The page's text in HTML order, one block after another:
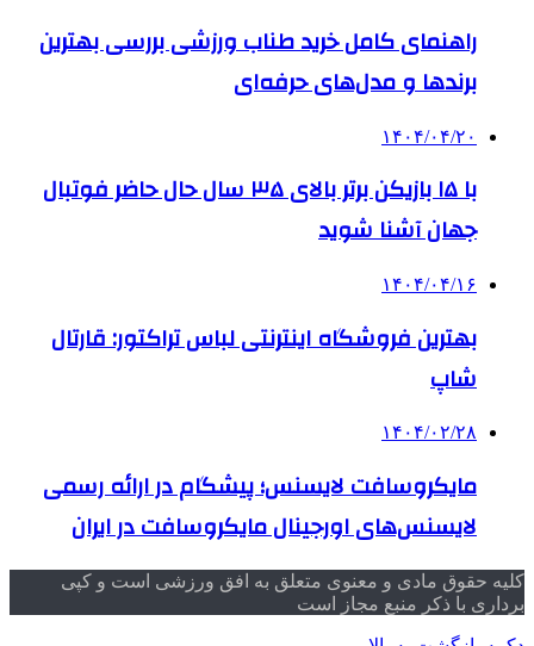
راهنمای کامل خرید طناب ورزشی بررسی بهترین
برندها و مدل‌های حرفه‌ای
۱۴۰۴/۰۴/۲۰
با ۱۵ بازیکن برتر بالای ۳۵ سال حال حاضر فوتبال
جهان آشنا شوید
۱۴۰۴/۰۴/۱۶
بهترین فروشگاه اینترنتی لباس تراکتور: قارتال
شاپ
۱۴۰۴/۰۲/۲۸
مایکروسافت لایسنس؛ پیشگام در ارائه رسمی
لایسنس‌های اورجینال مایکروسافت در ایران
کلیه حقوق مادی و معنوی متعلق به افق ورزشی است و کپی
برداری با ذکر منبع مجاز است